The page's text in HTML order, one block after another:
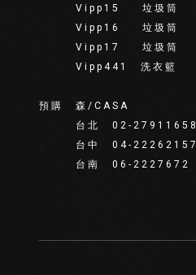
Vipp15 垃圾筒
Vipp16 垃圾筒
Vipp17 垃圾筒
Vipp441 洗衣籃
預購 森/CASA
台北 02-27911658
台中 04-22262157
台南 06-2227672